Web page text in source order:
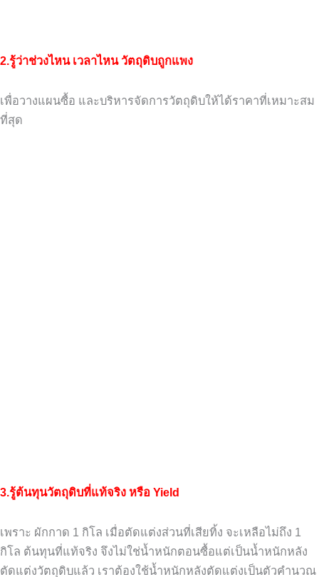
2.รู้ว่าช่วงไหน เวลาไหน วัตถุดิบถูกแพง
เพื่อวางแผนซื้อ และบริหารจัดการวัตถุดิบให้ได้ราคาที่เหมาะสม
ที่สุด
3.รู้ต้นทุนวัตถุดิบที่แท้จริง หรือ Yield
เพราะ ผักกาด 1 กิโล เมื่อตัดแต่งส่วนที่เสียทิ้ง จะเหลือไม่ถึง 1
กิโล ต้นทุนที่แท้จริง จึงไม่ใช่น้ำหนักตอนซื้อแต่เป็นน้ำหนักหลัง
ตัดแต่งวัตถุดิบแล้ว เราต้องใช้น้ำหนักหลังตัดแต่งเป็นตัวคำนวณ